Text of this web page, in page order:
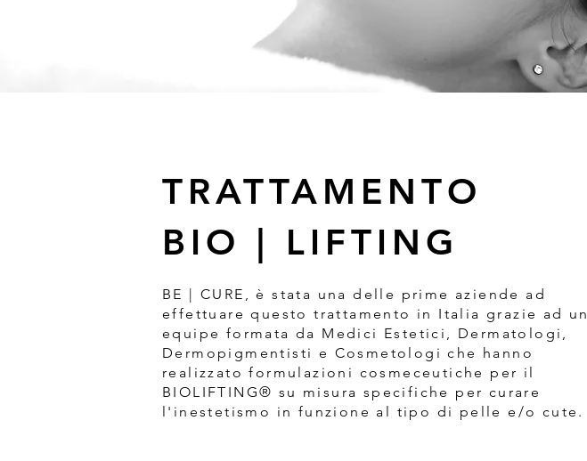
TRATTAMENTO
BIO | LIFTING
BE | CURE, è stata una delle prime aziende ad
effettuare questo trattamento in Italia grazie ad un
equipe formata da Medici Estetici, Dermatologi,
Dermopigmentisti e Cosmetologi che hanno
realizzato formulazioni cosmeceutiche per il
BIOLIFTING® su misura specifiche per curare
l'inestetismo in funzione al tipo di pelle e/o cute.